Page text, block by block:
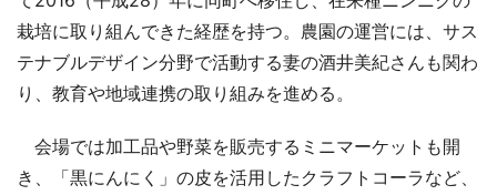
栽培に取り組んできた経歴を持つ。農園の運営には、サス
テナブルデザイン分野で活動する妻の酒井美紀さんも関わ
り、教育や地域連携の取り組みを進める。
会場では加工品や野菜を販売するミニマーケットも開
き、「黒にんにく」の皮を活用したクラフトコーラなど、